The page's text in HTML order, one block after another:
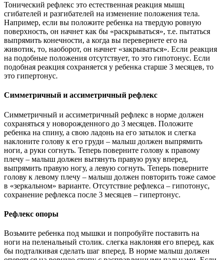
Тонический рефлекс это естественная реакция мышц
сгибателей и разгибателей на изменение положения тела.
Например, если вы положите ребенка на твердую ровную
поверхность, он начнет как бы «раскрываться», т.е. пытаться
выпрямить конечности, а когда вы перевернете его на
животик, то, наоборот, он начнет «закрываться». Если реакция
на подобные положения отсутствует, то это гипотонус. Если
подобная реакция сохраняется у ребенка старше 3 месяцев, то
это гипертонус.
Симметричный и ассиметричный рефлекс
Симметричный и ассиметричный рефлекс в норме должен
сохраняться у новорожденного до 3 месяцев. Положите
ребенка на спину, а свою ладонь на его затылок и слегка
наклоните голову к его груди – малыш должен выпрямить
ноги, а руки согнуть. Теперь поверните голову к правому
плечу – малыш должен вытянуть правую руку вперед,
выпрямить правую ногу, а левую согнуть. Теперь поверните
голову к левому плечу – малыш должен повторить тоже самое
в «зеркальном» варианте. Отсутствие рефлекса – гипотонус,
сохранение рефлекса после 3 месяцев – гипертонус.
Рефлекс опоры
Возьмите ребенка под мышки и попробуйте поставить на
ноги на пеленальный столик. слегка наклоняя его вперед, как
бы подталкивая сделать шаг вперед. В норме малыш должен